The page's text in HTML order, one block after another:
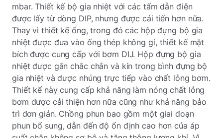
mbar. Thiết kế bộ gia nhiệt với các tấm dẫn điện
được lấy từ dòng DIP, nhưng được cải tiến hơn nữa.
Thay vì thiết kế ống, trong đó các hộp đựng bộ gia
nhiệt được đưa vào ống thép không gỉ, thiết kế mặt
bích được cung cấp với bơm DIJ. Hộp đựng bộ gia
nhiệt được gắn chắc chắn và kín trong bình đựng bộ
gia nhiệt và được nhúng trực tiếp vào chất lỏng bơm.
Thiết kế này cung cấp khả năng làm nóng chất lỏng
bơm được cải thiện hơn nữa cũng như khả năng bảo
trì đơn giản. Chồng phun bao gồm một giai đoạn
phun bổ sung, dẫn đến độ ổn định cao hơn của áp